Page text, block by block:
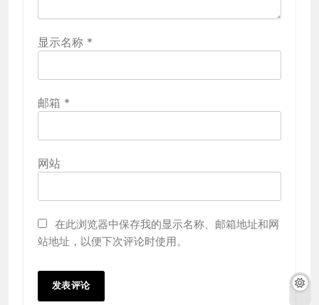
显示名称 *
邮箱 *
网站
在此浏览器中保存我的显示名称、邮箱地址和网
站地址，以便下次评论时使用。